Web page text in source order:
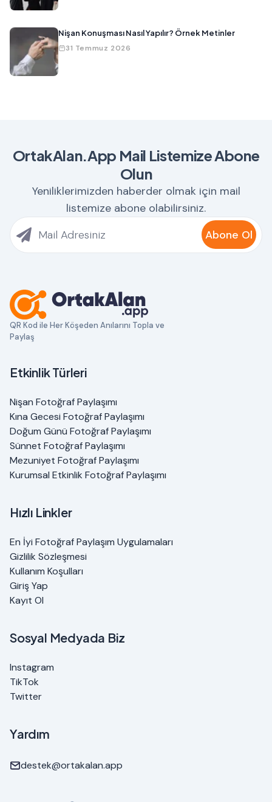
Nişan Konuşması Nasıl Yapılır? Örnek Metinler
31 Temmuz 2026
OrtakAlan.App Mail Listemize Abone
Olun
Yeniliklerimizden haberder olmak için mail
listemize abone olabilirsiniz.
Abone Ol
QR Kod ile Her Köşeden Anılarını Topla ve
Paylaş
Etkinlik Türleri
Nişan Fotoğraf Paylaşımı
Kına Gecesi Fotoğraf Paylaşımı
Doğum Günü Fotoğraf Paylaşımı
Sünnet Fotoğraf Paylaşımı
Mezuniyet Fotoğraf Paylaşımı
Kurumsal Etkinlik Fotoğraf Paylaşımı
Hızlı Linkler
En İyi Fotoğraf Paylaşım Uygulamaları
Gizlilik Sözleşmesi
Kullanım Koşulları
Giriş Yap
Kayıt Ol
Sosyal Medyada Biz
Instagram
TikTok
Twitter
Yardım
destek@ortakalan.app